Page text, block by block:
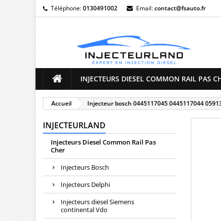
Téléphone:0130491002 Email:contact@fsauto.fr
INJECTEURS DIESEL COMMON RAIL PAS
Accueil Injecteur bosch 0445117045 0445117044
INJECTEURLAND
Injecteurs Diesel Common Rail Pas
Cher
Injecteurs Bosch
Injecteurs Delphi
Injecteurs diesel Siemens
continental Vdo